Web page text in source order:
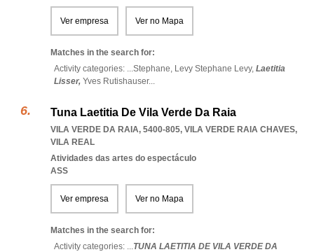
Ver empresa Ver no Mapa
Matches in the search for:
Activity categories: ...Stephane, Levy Stephane Levy, Laetitia
Lisser, Yves Rutishauser...
Tuna Laetitia De Vila Verde Da Raia
VILA VERDE DA RAIA, 5400-805, VILA VERDE RAIA CHAVES,
VILA REAL
Atividades das artes do espectáculo
ASS
Ver empresa Ver no Mapa
Matches in the search for:
Activity categories: ...TUNA LAETITIA DE VILA VERDE DA